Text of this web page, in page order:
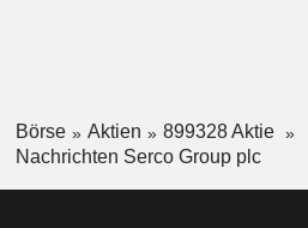
Börse Aktien
899328 Aktie
Nachrichten Serco Group plc